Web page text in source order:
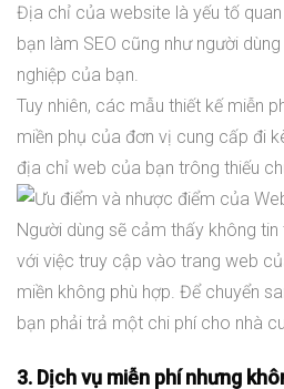
Địa chỉ của website là yếu tố
bạn làm SEO cũng như người
nghiệp của bạn.
Tuy nhiên, các mẫu thiết kế miễn
miền phụ của đơn vị cung cấp đi
địa chỉ web của bạn trông thiếu
Người dùng sẽ cảm thấy không
với việc truy cập vào trang web
miền không phù hợp. Để chuyển
bạn phải trả một chi phí cho nhà
3. Dịch vụ miễn phí nhưng